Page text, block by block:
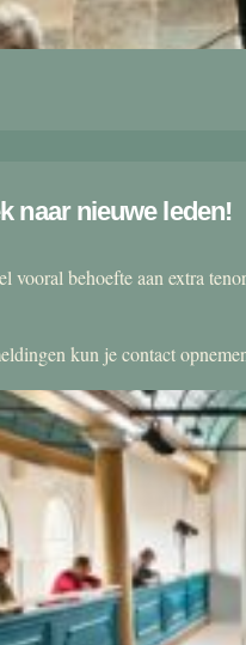
naar nieuwe leden!
vooral behoefte aan extra
kun je contact